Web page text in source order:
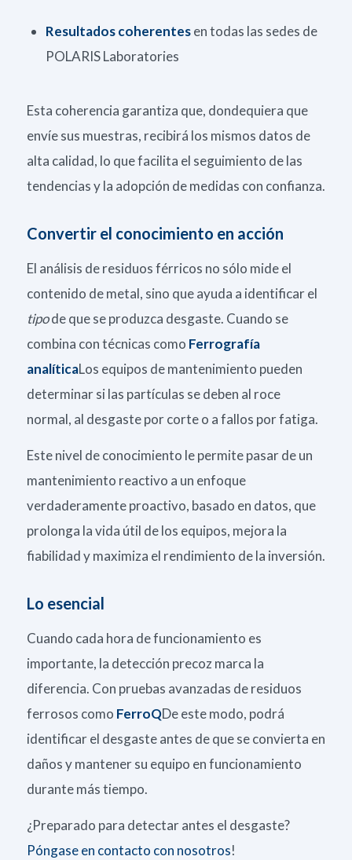
Resultados coherentesen todas las sedes de
POLARIS Laboratories
Esta coherencia garantiza que, dondequiera que
envíe sus muestras, recibirá los mismos datos de
alta calidad, lo que facilita el seguimiento de las
tendencias y la adopción de medidas con confianza.
Convertir el conocimiento en acción
El análisis de residuos férricos no sólo mide el
contenido de metal, sino que ayuda a identificar el
tipode que se produzca desgaste. Cuando se
combina con técnicas como Ferrografía
analíticaLos equipos de mantenimiento pueden
determinar si las partículas se deben al roce
normal, al desgaste por corte o a fallos por fatiga.
Este nivel de conocimiento le permite pasar de un
mantenimiento reactivo a un enfoque
verdaderamente proactivo, basado en datos, que
prolonga la vida útil de los equipos, mejora la
fiabilidad y maximiza el rendimiento de la inversión.
Lo esencial
Cuando cada hora de funcionamiento es
importante, la detección precoz marca la
diferencia. Con pruebas avanzadas de residuos
ferrosos como FerroQDe este modo, podrá
identificar el desgaste antes de que se convierta en
daños y mantener su equipo en funcionamiento
durante más tiempo.
¿Preparado para detectar antes el desgaste?
Póngase en contacto con nosotros!